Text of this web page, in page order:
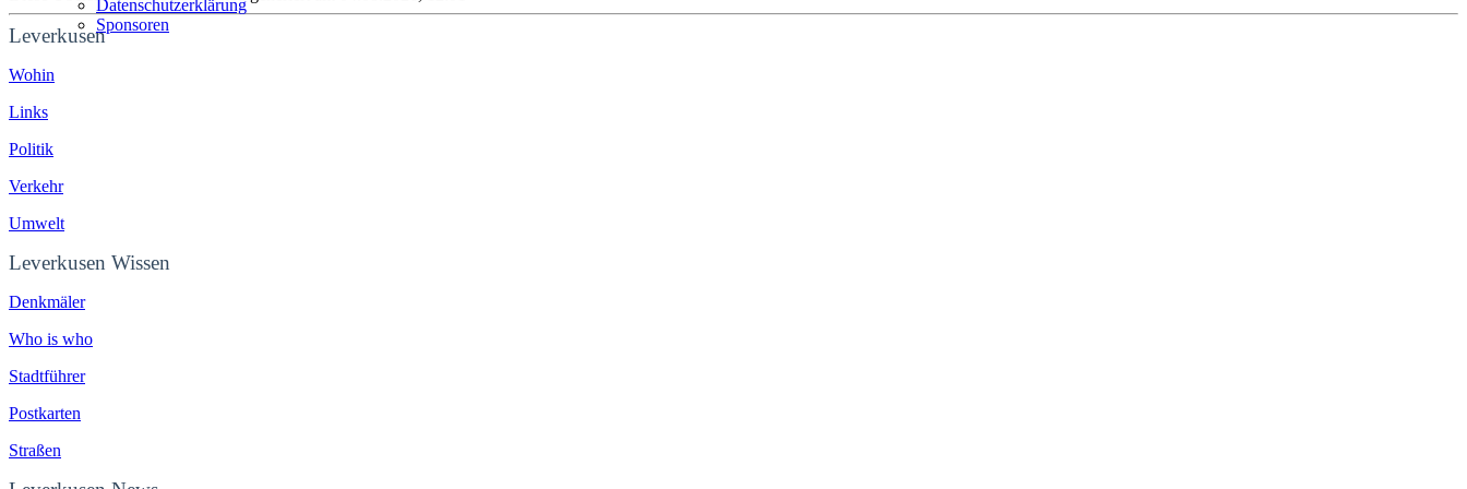
Datenschutzerklärung
Sponsoren
Leverkusen
Wohin
Links
Politik
Verkehr
Umwelt
Leverkusen Wissen
Denkmäler
Who is who
Stadtführer
Postkarten
Straßen